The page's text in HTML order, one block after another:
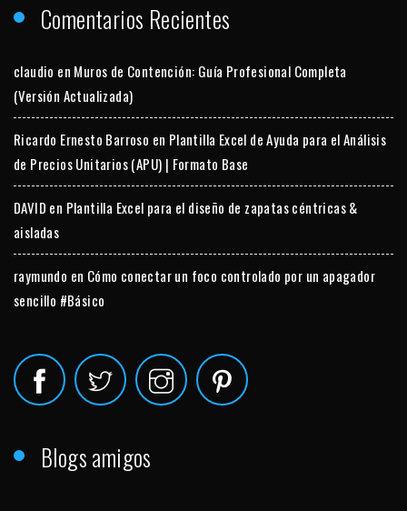
Comentarios Recientes
claudio en Muros de Contención: Guía Profesional Completa
(Versión Actualizada)
Ricardo Ernesto Barroso en Plantilla Excel de Ayuda para el Análisis
de Precios Unitarios (APU) | Formato Base
DAVID en Plantilla Excel para el diseño de zapatas céntricas &
aisladas
raymundo en Cómo conectar un foco controlado por un apagador
sencillo #Básico
Blogs amigos